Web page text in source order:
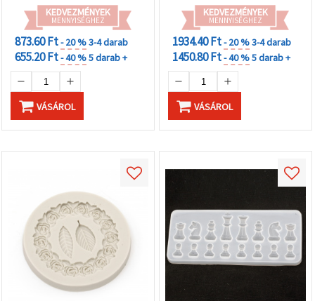
KEDVEZMÉNYEK
MENNYISÉGHEZ
873.60 Ft- 20 %3-4 darab
655.20 Ft- 40 %5 darab +
VÁSÁROL
KEDVEZMÉNYEK
MENNYISÉGHEZ
1934.40 Ft- 20 %3-4 darab
1450.80 Ft- 40 %5 darab +
VÁSÁROL